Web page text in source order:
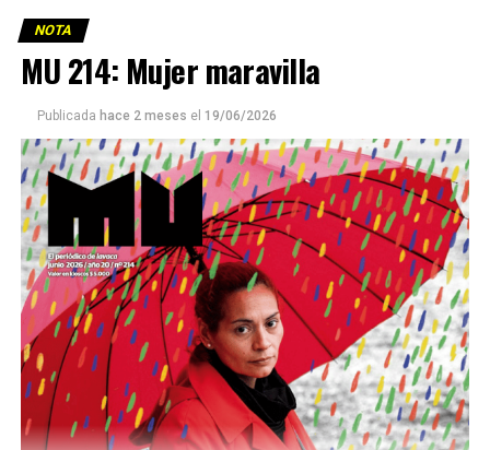
Este número 215 de MU ☝️viene con doble tapa, que
podría ser una frase:
Sin chamuyo, a remarla.
Descargar la Mu en PDF
NOTA
MU 214: Mujer maravilla
Publicada hace 2 meses el 19/06/2026